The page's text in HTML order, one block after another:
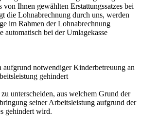
Ihnen gewählten Erstattungssatzes bei
die Lohnabrechnung durch uns, werden
im Rahmen der Lohnabrechnung
automatisch bei der Umlagekasse
aufgrund notwendiger Kinderbetreuung an
gehindert
unterscheiden, aus welchem Grund der
seiner Arbeitsleistung aufgrund der
gehindert wird.